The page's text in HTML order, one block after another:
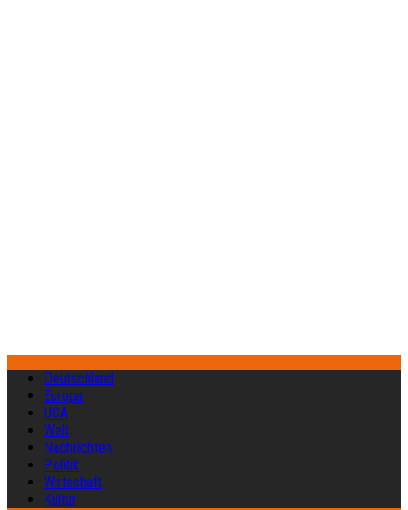
Deutschland
Europa
USA
Welt
Nachrichten
Politik
Wirtschaft
Kultur